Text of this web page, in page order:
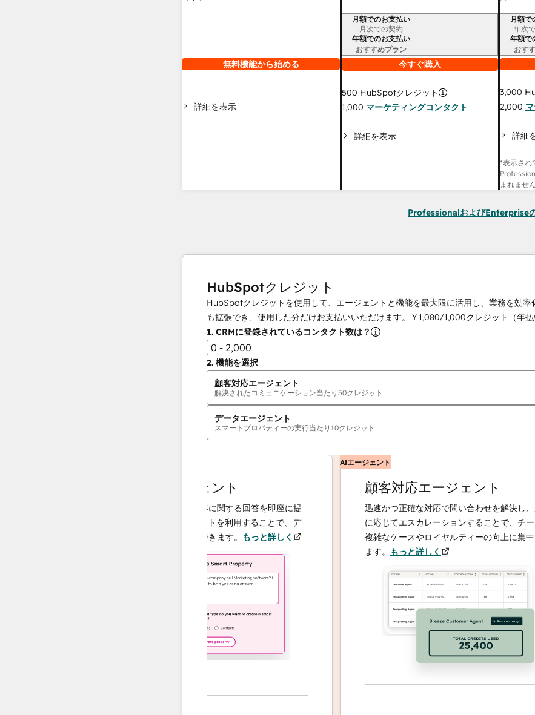
無料機能から始める
詳細を表示
請求期間
月額でのお支払い
月次での契約
年額でのお支払い
おすすめプラン
今すぐ購入
500 HubSpotクレジット
1,000 マーケティングコンタクト
詳細を表示
請求期間
月額で
年次
年額で
おす
3,000
2,000
詳細
*表示され
まれません
ProfessionalおよびEnterprise
HubSpotクレジット
HubSpotクレジットを使用して、エージェントと機能を最大限に活用し、業務を効
も拡張でき、使用した分だけお支払いいただけます。
￥1,080/1,000クレジット（年払
1. CRMに登録されているコンタクト数は？
0 - 2,000
2. 機能を選択
顧客対応エージェント
解決されたコミュニケーション当たり 50クレジット
データエージェント
スマートプロパティーの実行当たり 10クレジット
データエージェント
調査や分析を行い、顧客に関する回答を即座に提
供するAI搭載エージェントを利用することで、デ
ータ運用の規模を拡大できます。もっと詳しく
AIエージェント
顧客対応エージェント
迅速かつ正確な対応で問い合わせを解決し、必要
に応じてエスカレーションすることで、チームは
複雑なケースやロイヤルティーの向上に集中でき
ます。もっと詳しく